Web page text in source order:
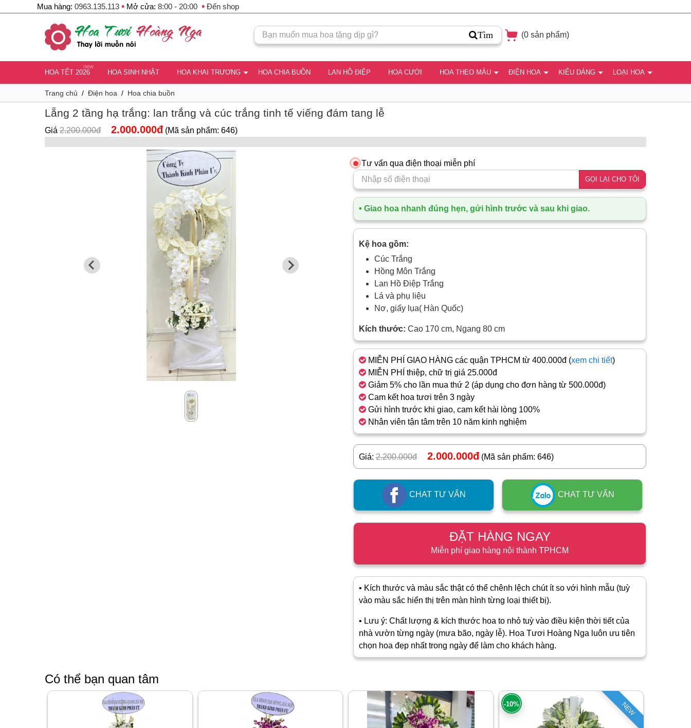
Mua hàng: 0963.135.113 • Mở cửa: 8:00 - 20:00 • Đến shop
Tìm (0 sản phẩm)
new
HOA TẾT 2026 HOA SINH NHẬT HOA KHAI TRƯƠNG HOA CHIA BUỒN LAN HỒ ĐIỆP HOA CƯỚI HOA THEO MÀU ĐIỆN HOA KIỂU DÁNG LOẠI HOA
Trang chủ / Điện hoa / Hoa chia buồn
Lẵng 2 tầng hạ trắng: lan trắng và cúc trắng tinh tế viếng đám tang lễ
Giá 2.200.000đ 2.000.000đ (Mã sản phẩm: 646)
Tư vấn qua điện thoại miễn phí
GỌI LẠI CHO TÔI
• Giao hoa nhanh đúng hẹn, gửi hình trước và sau khi giao.
Kệ hoa gồm:
Cúc Trắng
Hồng Môn Trắng
Lan Hồ Điệp Trắng
Lá và phụ liệu
Nơ, giấy lụa( Hàn Quốc)
Kích thước: Cao 170 cm, Ngang 80 cm
MIỄN PHÍ GIAO HÀNG các quận TPHCM từ 400.000đ (xem chi tiết)
MIỄN PHÍ thiệp, chữ trị giá 25.000đ
Giảm 5% cho lần mua thứ 2 (áp dụng cho đơn hàng từ 500.000đ)
Cam kết hoa tươi trên 3 ngày
Gửi hình trước khi giao, cam kết hài lòng 100%
Nhân viên tận tâm trên 10 năm kinh nghiệm
Giá: 2.200.000đ 2.000.000đ (Mã sản phẩm: 646)
CHAT TƯ VẤN CHAT TƯ VẤN
ĐẶT HÀNG NGAY
Miễn phí giao hàng nội thành TPHCM
• Kích thước và màu sắc thật có thể chênh lệch chút ít so với hình mẫu (tuỳ
vào màu sắc hiển thị trên màn hình từng loại thiết bị).
• Lưu ý: Chất lượng & kích thước hoa to nhỏ tuỳ vào điều kiện thời tiết của
nhà vườn từng ngày (mưa bão, ngày lễ). Hoa Tươi Hoàng Nga luôn ưu tiên
chọn hoa đẹp nhất trong ngày để làm cho khách hàng.
Có thể bạn quan tâm
NEW
-10%